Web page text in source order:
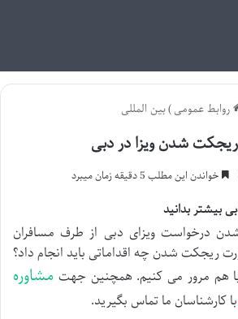
روابط عمومی)بین المللی
ریجکت شدن ویزا در دبی
خواندن این مطلب 5 دقیقه زمان میبرد
بیشتر بدانید
درخواست ویزای دبی از طرف مسافران
ریجکت شدن چه اقداماتی باید انجام داد؟
با هم مرور می کنیم. همچنین جهت مشاوره
با کارشناسان ما تماس بگیرید.